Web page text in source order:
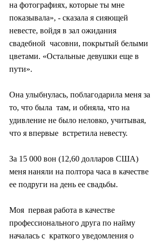
на фотографиях, которые ты мне
показывала», - сказала я сияющей
невесте, войдя в зал ожидания
свадебной  часовни, покрытый белыми
цветами. «Остальные девушки еще в
пути».
Она улыбнулась, поблагодарила меня за
то, что была  там, и обняла, что на
удивление не было неловко, учитывая,
что я впервые  встретила невесту.
За 15 000 вон (12,60 долларов США)
меня наняли на полтора часа в качестве
ее подруги на день ее свадьбы.
Моя  первая работа в качестве
профессионального друга по найму
началась с  краткого уведомления о